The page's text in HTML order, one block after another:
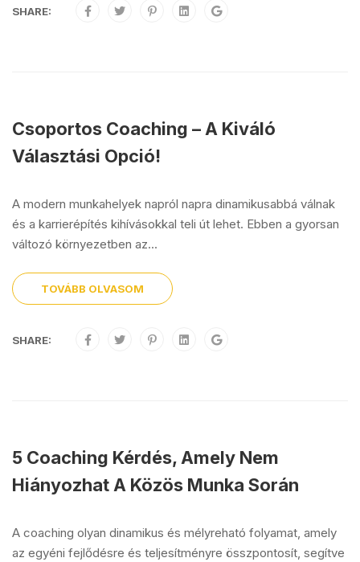
SHARE:
Csoportos Coaching – A Kiváló
Választási Opció!
A modern munkahelyek napról napra dinamikusabbá válnak
és a karrierépítés kihívásokkal teli út lehet. Ebben a gyorsan
változó környezetben az...
TOVÁBB OLVASOM
SHARE:
5 Coaching Kérdés, Amely Nem
Hiányozhat A Közös Munka Során
A coaching olyan dinamikus és mélyreható folyamat, amely
az egyéni fejlődésre és teljesítményre összpontosít, segítve